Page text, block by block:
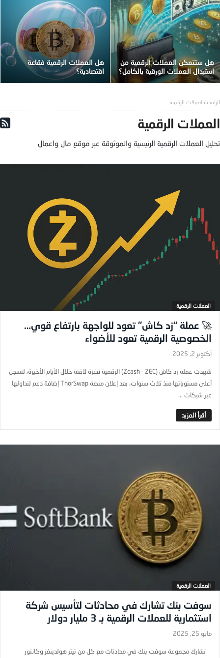
هل ستتمكن العملات الرقمية من
استبدال العملات الورقية بالكامل؟
هل العملات الرقمية فقاعة
اقتصادية؟
العملات الرقمية
العملات الرقمية
تحليل العملات الرقمية الرئيسية والموثوقة عبر موقع مال واعمال
العملات الرقمية
🚀 عملة “زد كاش” تعود للواجهة بارتفاع قوي…
الخصوصية الرقمية تعود للأضواء
أكتوبر 2, 2025
شهدت عملة زد كاش (Zcash – ZEC) الرقمية قفزة لافتة خلال الأيام الأخيرة، لتسجل
أعلى مستوياتها منذ ثلاث سنوات، بعد إعلان منصة ThorSwap إضافة دعم لتداولها
عبر شبكات ...
العملات الرقمية
سوفت بنك تشارك في محادثات لتأسيس شركة
استثمارية للعملات الرقمية بـ 3 مليار دولار
مايو 25, 2025
تشارك مجموعة سوفت بنك في محادثات مع كل من تيثر هولدينغز وكانتور